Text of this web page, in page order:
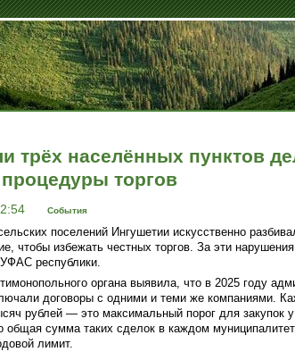
трёх населённых пунктов
торгов
События
поселений Ингушетии искусственно
чтобы избежать честных торгов. За эти
республики.
органа выявила, что в 2025 году
договоры с одними и теми же компаниями.
рублей — это максимальный порог для закупок у
общая сумма таких сделок в каждом
лимит.